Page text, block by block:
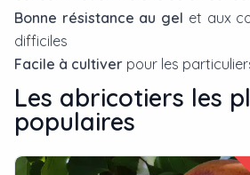
Bonne résistance au gel et aux
difficiles
Facile à cultiver pour les
Les abricotiers les
populaires